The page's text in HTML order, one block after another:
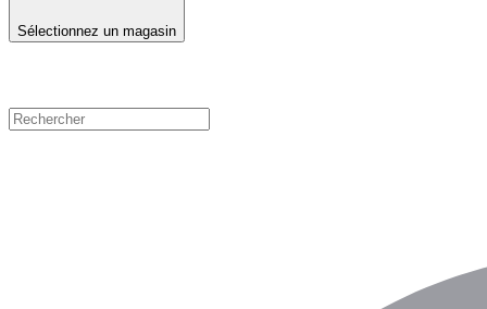
Sélectionnez un magasin